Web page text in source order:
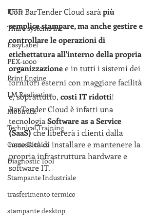
RFID
Tharo systems inc
EasyLabel
PEX-1000
Print Engine
LM Realisation
Mobirack
Technical Training
Corso Tecnico
Diagnostic Tool
Stampante Industriale
trasferimento termico
stampante desktop
Con BarTender Cloud sarà più
semplice stampare, ma anche gestire e
controllare le operazioni di
etichettatura all'interno della propria
organizzazione e in tutti i sistemi dei
fornitori esterni con maggiore facilità
e, soprattutto, costi IT ridotti!
BarTender Cloud è infatti una
tecnologia Software as a Service
(SaaS) che libererà i clienti dalla
necessità di installare e mantenere la
propria infrastruttura hardware e
software IT.